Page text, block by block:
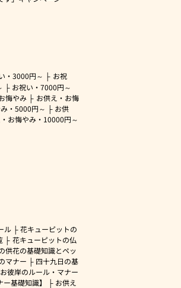
・3000円～
お祝
お祝い・7000円～
悔やみ
お供え・お悔
・ 5000円～
お供
お悔やみ・ 10000円～
ル
花キューピットの
花キューピットの仏
供花の基礎知識とペッ
マナー
四十九日の基
お彼岸のルール・マナー
基礎知識】
お供え